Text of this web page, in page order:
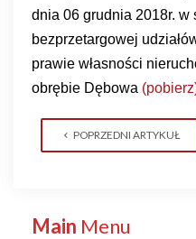
dnia 06 grudnia 2018r. w
bezprzetargowej
prawie własności
obrębie Dębowa
POPRZEDNI ARTYKUŁ
Main Menu